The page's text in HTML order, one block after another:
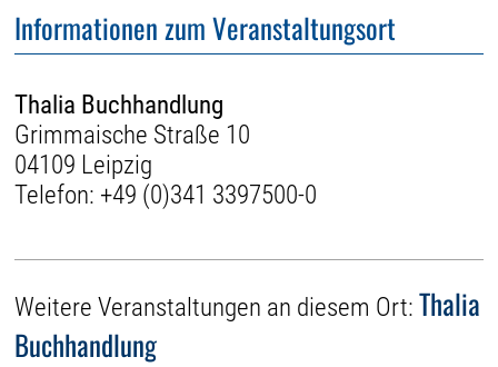
Informationen zum Veranstaltungsort
Thalia Buchhandlung
Grimmaische Straße 10
04109 Leipzig
Telefon: +49 (0)341 3397500-0
Weitere Veranstaltungen an diesem Ort: Thalia
Buchhandlung